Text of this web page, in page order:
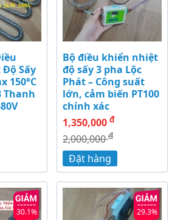
Sấy
150°C
Thanh
Bộ điều khiển nhiệt
độ sấy 3 pha Lộc
Phát – Công suất
lớn, cảm biến PT100
chính xác
1,350,000 đ
2,000,000đ
Đặt hàng
30.1% 29.3%